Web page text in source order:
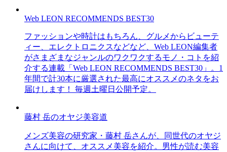
Web LEON RECOMMENDS BEST30
ファッションや時計はもちろん、グルメからビューテ
ィー、エレクトロニクスなどなど、Web LEON編集者
がさまざまなジャンルのワクワクするモノ・コトを紹
介する連載「Web LEON RECOMMENDS BEST30」。1
年間で計30本に厳選された最高にオススメのネタをお
届けします！ 毎週土曜日公開予定。
藤村 岳のオヤジ美容道
メンズ美容の研究家・藤村 岳さんが、同世代のオヤジ
さんに向けて、オススメ美容を紹介。男性が読む美容